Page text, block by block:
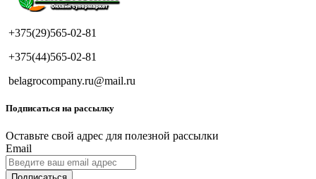
+375(29)565-02-81
+375(44)565-02-81
belagrocompany.ru@mail.ru
Подписаться на рассылку
Оставьте свой адрес для полезной рассылки
Email